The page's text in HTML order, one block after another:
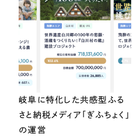
岐阜に特化した共感型ふる
さと納税メディア「ぎふちょく」
の運営